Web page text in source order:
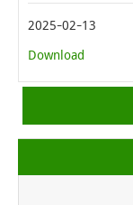
2025-02-13
Download